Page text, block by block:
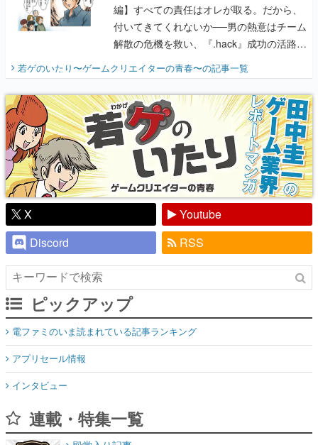
開く。業界の快男児・松山 洋に流れる血は
『少年ジャンプ』色だった【若ゲのいた
り】
若ゲのいたり〜ゲームクリエイターの青春〜の記事一覧
X
Youtube
Discord
RSS
ピックアップ
電ファミのいま読まれている記事ランキング
アプリセール情報
インタビュー
連載・特集一覧
くの人々に読まれた、電ファミ渾身の“殿堂入り”記事をまとめま
した。